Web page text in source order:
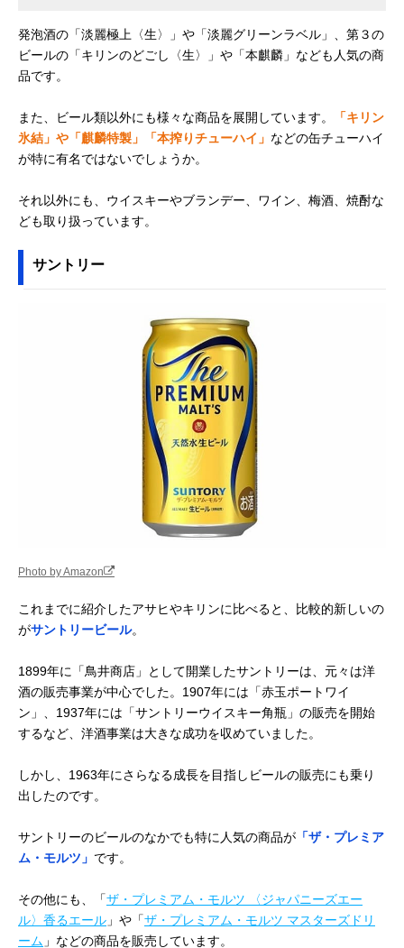
発泡酒の「淡麗極上〈生〉」や「淡麗グリーンラベル」、第３の
ビールの「キリンのどごし〈生〉」や「本麒麟」なども人気の商
品です。
また、ビール類以外にも様々な商品を展開しています。
「キリン
氷結」や「麒麟特製」「本搾りチューハイ」 などの缶チューハイ
が特に有名ではないでしょうか。
それ以外にも、ウイスキーやブランデー、ワイン、梅酒、焼酎な
ども取り扱っています。
サントリー
Photo by Amazon
これまでに紹介したアサヒやキリンに比べると、比較的新しいの
がサントリービール。
1899年に「鳥井商店」として開業したサントリーは、元々は洋
酒の販売事業が中心でした。1907年には「赤玉ポートワイ
ン」、1937年には「サントリーウイスキー角瓶」の販売を開始
するなど、洋酒事業は大きな成功を収めていました。
しかし、1963年にさらなる成長を目指しビールの販売にも乗り
出したのです。
サントリーのビールのなかでも特に人気の商品が 「ザ・プレミア
ム・モルツ」 です。
その他にも、「ザ・プレミアム・モルツ 〈ジャパニーズエー
ル〉香るエール 」や「ザ・プレミアム・モルツ マスターズドリ
ーム 」などの商品を販売しています。